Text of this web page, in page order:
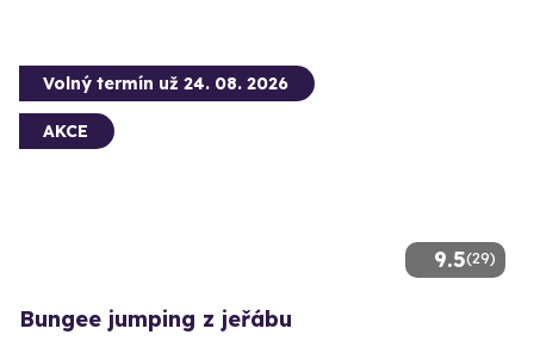
9.5(29)
Volný termín už 24. 08. 2026
AKCE
Bungee jumping z jeřábu